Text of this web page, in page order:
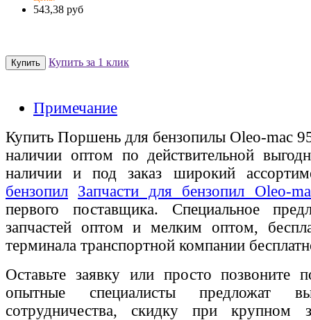
543,38 руб
Купить за 1 клик
Примечание
Купить Поршень для бензопилы Oleo-mac
наличии оптом по действительной
наличии и под заказ широкий
бензопил Запчасти для бензопил Oleo-
первого поставщика. Специальное
запчастей оптом и мелким оптом,
терминала транспортной компании
Оставьте заявку или просто позвоните
опытные специалисты предложат
сотрудничества, скидку при крупном